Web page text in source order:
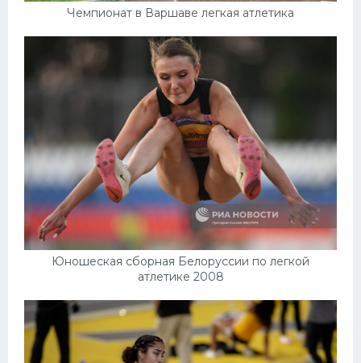
Чемпионат в Варшаве легкая атлетика
Юношеская сборная Белоруссии по легкой
атлетике 2008